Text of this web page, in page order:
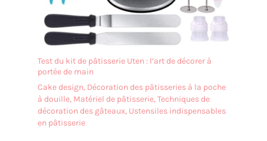
d'été. Pas de long nettoyage dans la cuisine chaude
d'été, c'est le robot de cuisine idéal pour tous les
amateurs de pâtisserie.
Test du kit de pâtisserie Uten : l’art de décorer à
portée de main
Cake design, Décoration des pâtisseries à la poche
à douille, Matériel de pâtisserie,Techniques de
décoration des gâteaux, Ustensiles indispensables
en pâtisserie